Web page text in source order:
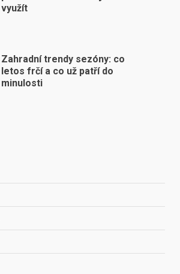
využít
Zahradní trendy sezóny: co
letos frčí a co už patří do
minulosti